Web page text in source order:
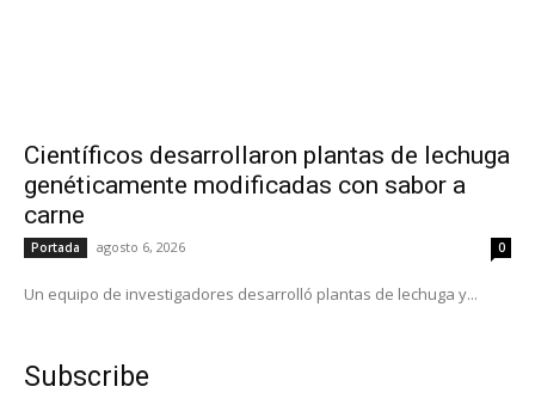
Científicos desarrollaron plantas de lechuga
genéticamente modificadas con sabor a
carne
Portada agosto 6, 2026 0
Un equipo de investigadores desarrolló plantas de lechuga y...
Subscribe